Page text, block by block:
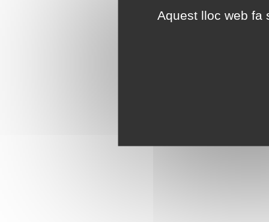
Aquest lloc web fa